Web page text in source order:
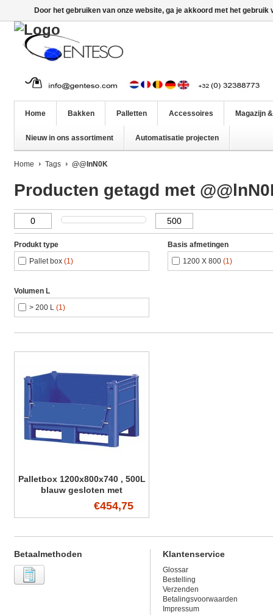
Home Bakken Palletten Accessoires Magazijn
Nieuw in ons assortiment Automatisatie projecten
Home Tags @@lnN0K
Producten getagd met
Produkt type
Pallet box (1)
Basis afmetingen
1200 X 800 (1)
Volumen L
> 200 L (1)
Palletbox 1200x800x740 , 500L
blauw gesloten met
zijdelingse deur€454,75
Betaalmethoden Klantenservice
Glossar
Bestelling
Verzenden
Betalingsvoorwaarden
Impressum
Door het gebruiken van onze website, ga je akkoord met het